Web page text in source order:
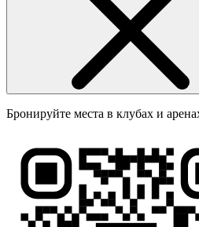
Бронируйте места в клубах и